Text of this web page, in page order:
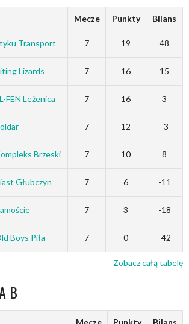
Mecze Punkty Bilans
Transport 7 19 48
Lizards 7 16 15
FEN Leżenica 7 16 3
7 12 -3
Brzeski 7 10 8
Głubczyn 7 6 -11
7 3 -18
Boys Piła 7 0 -42
Zobacz całą tabelę
B
Mecze Punkty Bilans